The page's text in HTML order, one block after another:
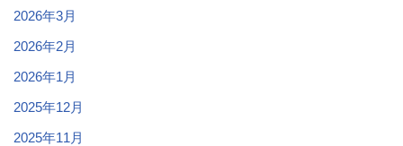
2026年3月
2026年2月
2026年1月
2025年12月
2025年11月